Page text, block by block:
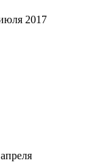
2017